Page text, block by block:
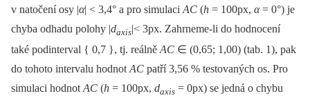
v natočení osy |α| < 3,4° a pro simulaci AC (h = 100px, α= 0°) je
chyba odhadu polohy |daxis|< 3px. Zahrneme-li do hodnocení
také podinterval { 0,7 }, tj. reálně AC ∈ (0,65; 1,00) (tab. 1), pak
do tohoto intervalu hodnot AC patří 3,56 % testovaných os. Pro
simulaci hodnot AC (h = 100px, daxis = 0px) se jedná o chybu